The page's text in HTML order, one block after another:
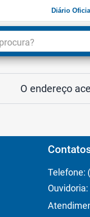
Diário
O endereço
Telefone: